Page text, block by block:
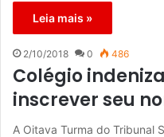
Leia mais »
2/10/2018 0 486
Colégio
inscrever seu
A Oitava Turma do Tribunal